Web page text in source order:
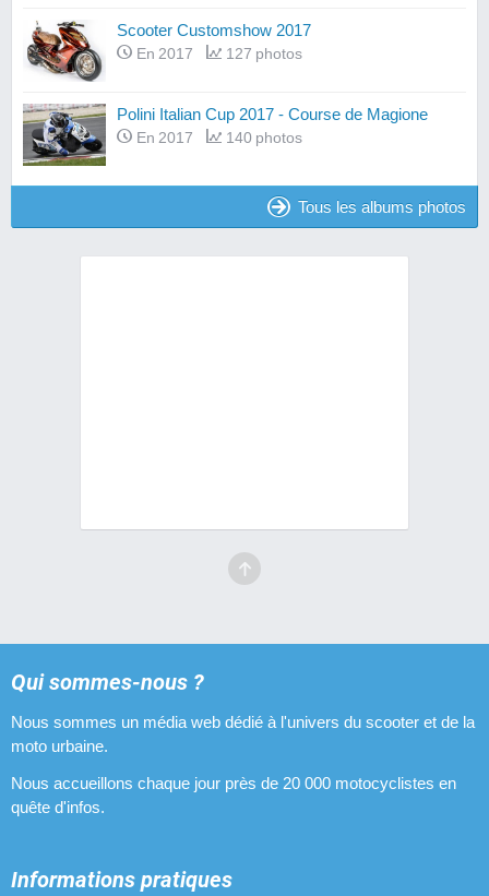
Scooter Customshow 2017
En 2017 127 photos
Polini Italian Cup 2017 - Course de Magione
En 2017 140 photos
Tous les albums photos
Qui sommes-nous ?
Nous sommes un média web dédié à l'univers du scooter et de la
moto urbaine.
Nous accueillons chaque jour près de 20 000 motocyclistes en
quête d'infos.
Informations pratiques